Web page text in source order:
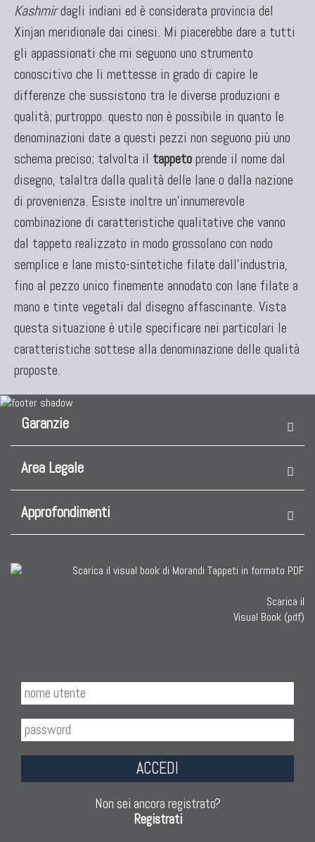
Kashmirdagli indiani ed è considerata provincia del
Xinjan meridionale dai cinesi. Mi piacerebbe dare a tutti
gli appassionati che mi seguono uno strumento
conoscitivo che li mettesse in grado di capire le
differenze che sussistono tra le diverse produzioni e
qualità; purtroppo. questo non è possibile in quanto le
denominazioni date a questi pezzi non seguono più uno
schema preciso; talvolta il tappetoprende il nome dal
disegno, talaltra dalla qualità delle lane o dalla nazione
di provenienza. Esiste inoltre un'innumerevole
combinazione di caratteristiche qualitative che vanno
dal tappeto realizzato in modo grossolano con nodo
semplice e lane misto-sintetiche filate dall'industria,
fino al pezzo unico finemente annodato con lane filate a
mano e tinte vegetali dal disegno affascinante. Vista
questa situazione è utile specificare nei particolari le
caratteristiche sottese alla denominazione delle qualità
proposte.
Garanzie
Area Legale
Approfondimenti
Scarica il
Visual Book (pdf)
ACCEDI
Non sei ancora registrato?
Registrati